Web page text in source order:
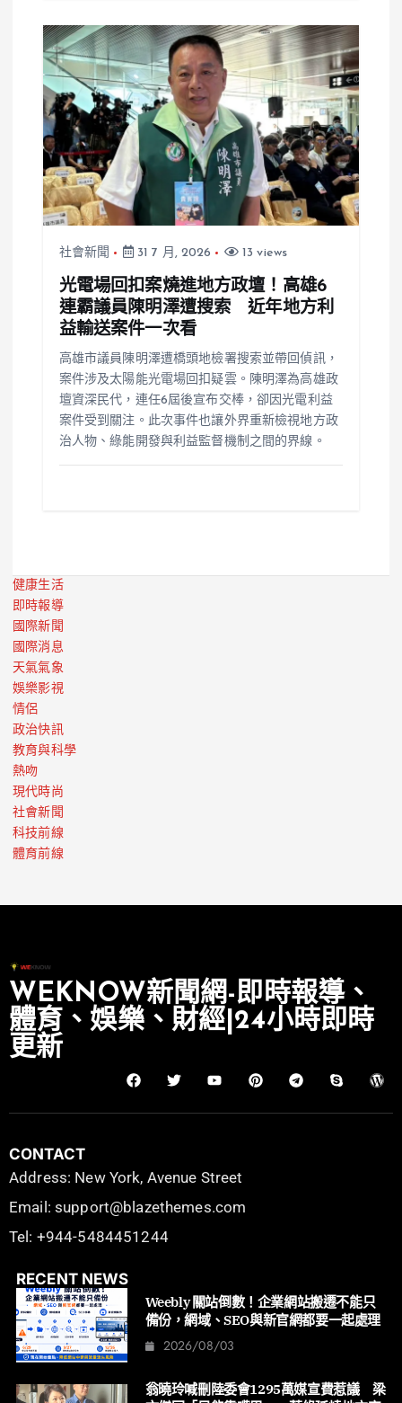
社會新聞 31 7 月, 2026 13 views
光電場回扣案燒進地方政壇！高雄6
連霸議員陳明澤遭搜索 近年地方利
益輸送案件一次看
高雄市議員陳明澤遭橋頭地檢署搜索並帶回偵訊，
案件涉及太陽能光電場回扣疑雲。陳明澤為高雄政
壇資深民代，連任6屆後宣布交棒，卻因光電利益
案件受到關注。此次事件也讓外界重新檢視地方政
治人物、綠能開發與利益監督機制之間的界線。
健康生活
即時報導
國際新聞
國際消息
天氣氣象
娛樂影視
情侶
政治快訊
教育與科學
熱吻
現代時尚
社會新聞
科技前線
體育前線
WEKNOW新聞網-即時報導、
體育、娛樂、財經|24小時即時
更新
CONTACT
Address: New York, Avenue Street
Email: support@blazethemes.com
Tel: +944-5484451244
RECENT NEWS
Weebly 關站倒數！企業網站搬遷不能只
備份，網域、SEO與新官網都要一起處理
2026/08/03
翁曉玲喊刪陸委會1295萬媒宣費惹議 梁